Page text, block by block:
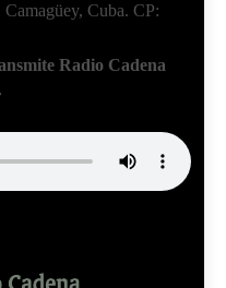
Cuba. CP:
Radio Cadena